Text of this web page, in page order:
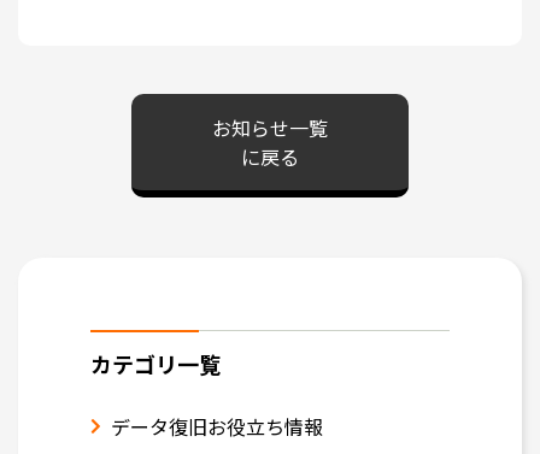
お知らせ一覧
に戻る
カテゴリ一覧
データ復旧お役立ち情報